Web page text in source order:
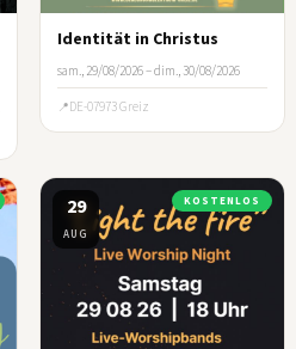
Identität in Christus
sam., 29/08/2026 – dim., 30/08/2026
DE-07973 Greiz
29
AUG
KOSTENLOS